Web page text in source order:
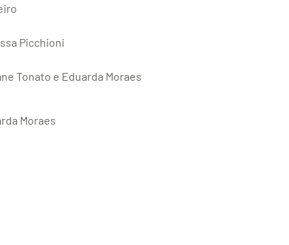
Picchioni
Tonato e Eduarda Moraes
Moraes